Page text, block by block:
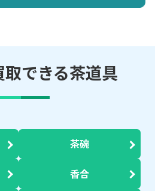
できる茶道具
茶碗
香合